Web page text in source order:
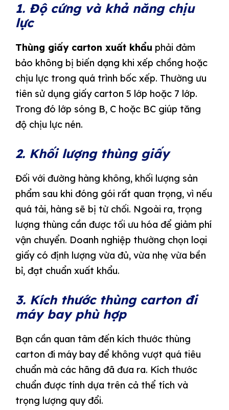
1. Độ cứng và khả năng chịu
lực
Thùng giấy carton xuất khẩu phải đảm
bảo không bị biến dạng khi xếp chồng hoặc
chịu lực trong quá trình bốc xếp. Thường ưu
tiên sử dụng giấy carton 5 lớp hoặc 7 lớp.
Trong đó lớp sóng B, C hoặc BC giúp tăng
độ chịu lực nén.
2. Khối lượng thùng giấy
Đối với đường hàng không, khối lượng sản
phẩm sau khi đóng gói rất quan trọng, vì nếu
quá tải, hàng sẽ bị từ chối. Ngoài ra, trọng
lượng thùng cần được tối ưu hóa để giảm phí
vận chuyển. Doanh nghiệp thường chọn loại
giấy có định lượng vừa đủ, vừa nhẹ vừa bền
bỉ, đạt chuẩn xuất khẩu.
3. Kích thước thùng carton đi
máy bay phù hợp
Bạn cần quan tâm đến kích thước thùng
carton đi máy bay để không vượt quá tiêu
chuẩn mà các hãng đã đưa ra. Kích thước
chuẩn được tính dựa trên cả thể tích và
trọng lượng quy đổi.